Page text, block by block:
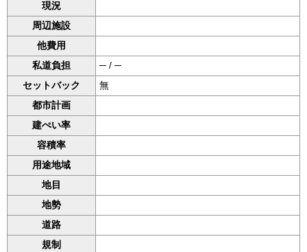
現況
周辺施設
他費用
私道負担
─ / ─
セットバック
無
都市計画
建ぺい率
容積率
用途地域
地目
地勢
道路
規制